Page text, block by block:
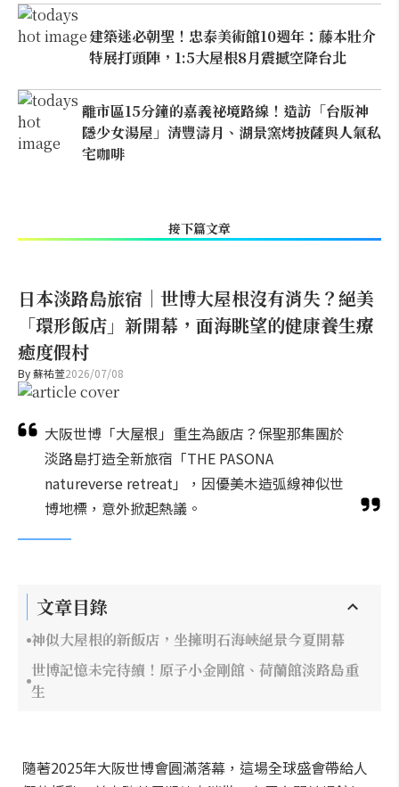
建築迷必朝聖！忠泰美術館10週年：藤本壯介
特展打頭陣，1:5大屋根8月震撼空降台北
離市區15分鐘的嘉義祕境路線！造訪「台版神
隱少女湯屋」清豐濤月、湖景窯烤披薩與人氣私
宅咖啡
接下篇文章
日本淡路島旅宿｜世博大屋根沒有消失？絕美
「環形飯店」新開幕，面海眺望的健康養生療
癒度假村
By蘇祐萱2026/07/08
大阪世博「大屋根」重生為飯店？保聖那集團於
淡路島打造全新旅宿「THE PASONA
natureverse retreat」，因優美木造弧線神似世
博地標，意外掀起熱議。
文章目錄
神似大屋根的新飯店，坐擁明石海峽絕景今夏開幕
世博記憶未完待續！原子小金剛館、荷蘭館淡路島重
生
隨著2025年大阪世博會圓滿落幕，這場全球盛會帶給人